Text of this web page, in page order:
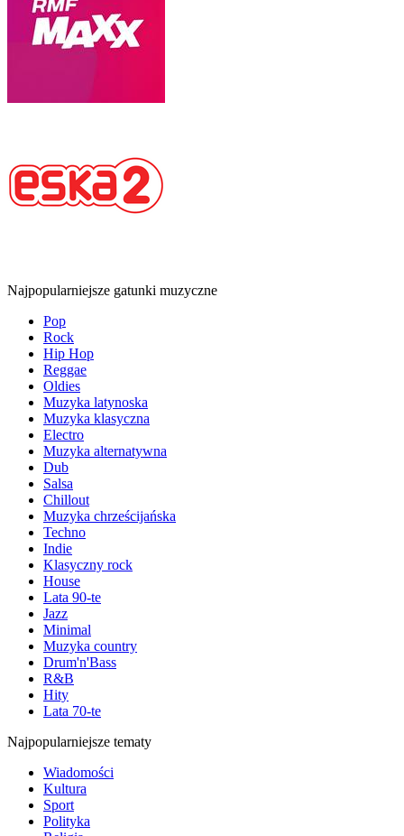
Najpopularniejsze gatunki muzyczne
Pop
Rock
Hip Hop
Reggae
Oldies
Muzyka latynoska
Muzyka klasyczna
Electro
Muzyka alternatywna
Dub
Salsa
Chillout
Muzyka chrześcijańska
Techno
Indie
Klasyczny rock
House
Lata 90-te
Jazz
Minimal
Muzyka country
Drum'n'Bass
R&B
Hity
Lata 70-te
Najpopularniejsze tematy
Wiadomości
Kultura
Sport
Polityka